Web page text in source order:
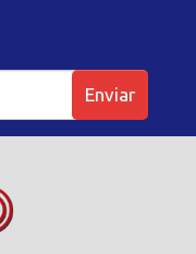
Enviar